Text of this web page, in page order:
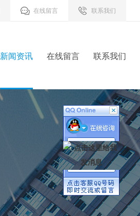
在线留言 联系我们
新闻资讯 在线留言 联系我们